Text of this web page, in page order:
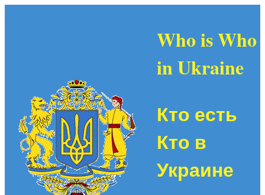
Who is Who
in Ukraine
Кто есть
Кто в
Украине